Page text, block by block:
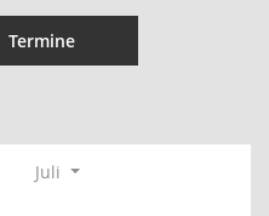
Termine
Juli